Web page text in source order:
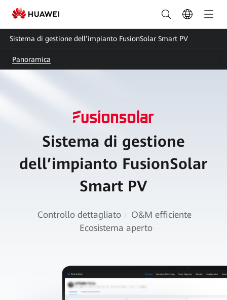
Sistema
di
gestione
intelligente
dell’impianto
HUAWEI
FusionSolar
Sistema di gestione dell’impianto FusionSolar Smart PV
Panoramica
Sistema di gestione
dell’impianto FusionSolar
Smart PV
Controllo dettagliato
O&M efficiente
Ecosistema aperto